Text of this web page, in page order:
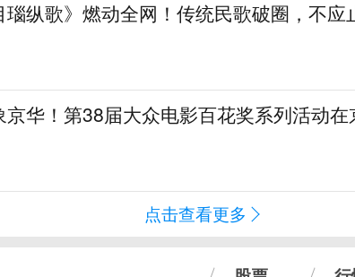
纵歌》燃动全网！传统民歌破圈，不应
华！第38届大众电影百花奖系列活动在
点击查看更多